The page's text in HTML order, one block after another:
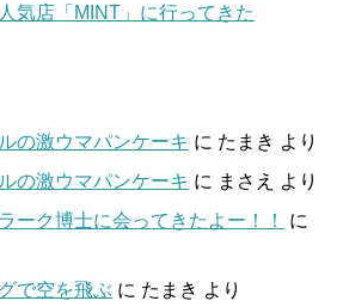
気店「MINT」に行ってきた
の激ウマパンケーキ に たまき より
の激ウマパンケーキ に まさえ
より
ーク博士に会ってきたよー！！
に
で空を飛ぶ に たまき より